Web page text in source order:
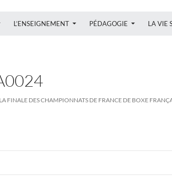
L’ENSEIGNEMENT PÉDAGOGIE LA VIE
FINALE DES CHAMPIONNATS DE FRANCE DE BOXE